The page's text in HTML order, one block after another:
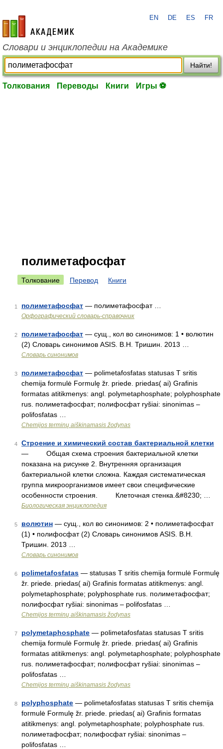
academic.ru
EN DE ES FR
Словари и энциклопедии на Академике
Найти!
Толкования Переводы Книги Игры ⚽
полиметафосфат
Толкование Перевод Книги
1 полиметафосфат — полиметафосфат …
Орфографический словарь-справочник
2 полиметафосфат — сущ., кол во синонимов: 1 • волютин
(2) Словарь синонимов ASIS. В.Н. Тришин. 2013 …
Словарь синонимов
3 полиметафосфат — polimetafosfatas statusas T sritis
chemija formulė Formulę žr. priede. priedas( ai) Grafinis
formatas atitikmenys: angl. polymetaphosphate; polyphosphate
rus. полиметафосфат; полифосфат ryšiai: sinonimas –
polifosfatas …
Chemijos terminų aiškinamasis žodynas
4
Строение и химический состав бактериальной клетки
— Общая схема строения бактериальной клетки
показана на рисунке 2. Внутренняя организация
бактериальной клетки сложна. Каждая систематическая
группа микроорганизмов имеет свои специфические
особенности строения. Клеточная стенка.&#8230; …
Биологическая энциклопедия
5 волютин — сущ., кол во синонимов: 2 • полиметафосфат
(1) • полифосфат (2) Словарь синонимов ASIS. В.Н.
Тришин. 2013 …
Словарь синонимов
6 polimetafosfatas — statusas T sritis chemija formulė Formulę
žr. priede. priedas( ai) Grafinis formatas atitikmenys: angl.
polymetaphosphate; polyphosphate rus. полиметафосфат;
полифосфат ryšiai: sinonimas – polifosfatas …
Chemijos terminų aiškinamasis žodynas
7 polymetaphosphate — polimetafosfatas statusas T sritis
chemija formulė Formulę žr. priede. priedas( ai) Grafinis
formatas atitikmenys: angl. polymetaphosphate; polyphosphate
rus. полиметафосфат; полифосфат ryšiai: sinonimas –
polifosfatas …
Chemijos terminų aiškinamasis žodynas
8 polyphosphate — polimetafosfatas statusas T sritis chemija
formulė Formulę žr. priede. priedas( ai) Grafinis formatas
atitikmenys: angl. polymetaphosphate; polyphosphate rus.
полиметафосфат; полифосфат ryšiai: sinonimas –
polifosfatas …